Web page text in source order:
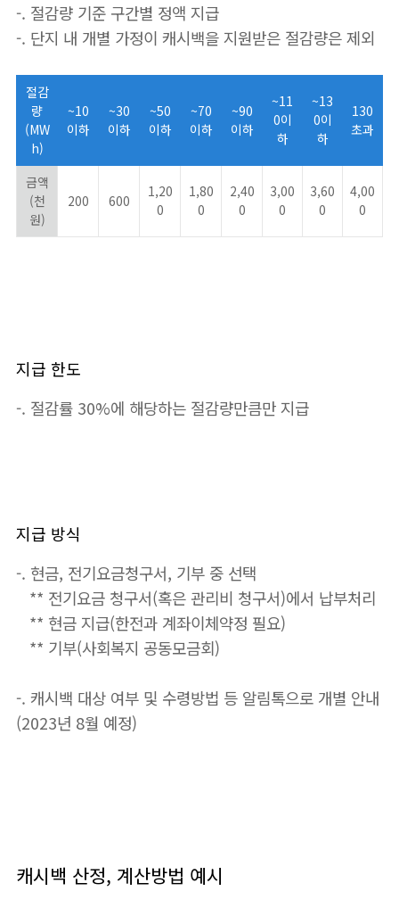
-. 절감량 기준 구간별 정액 지급
-. 단지 내 개별 가정이 캐시백을 지원받은 절감량은 제외
절감
량
(MW
h)
~10
이하
~30
이하
~50
이하
~70
이하
~90
이하
~11
0이
하
~13
0이
하
130
초과
금액
(천
원)
200 600
1,20
0
1,80
0
2,40
0
3,00
0
3,60
0
4,00
0
지급 한도
-. 절감률 30%에 해당하는 절감량만큼만 지급
지급 방식
-. 현금, 전기요금청구서, 기부 중 선택
** 전기요금 청구서(혹은 관리비 청구서)에서 납부처리
** 현금 지급(한전과 계좌이체약정 필요)
** 기부(사회복지 공동모금회)
-. 캐시백 대상 여부 및 수령방법 등 알림톡으로 개별 안내
(2023년 8월 예정)
캐시백 산정, 계산방법 예시